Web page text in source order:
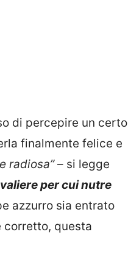
di percepire un certo
finalmente felice e
radiosa”– si legge
per cui nutre
azzurro sia entrato
corretto, questa